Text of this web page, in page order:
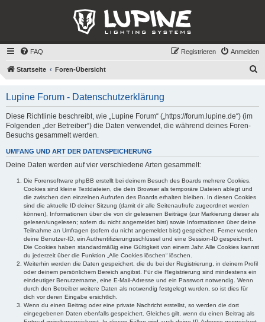
FAQ Anmelden
Registrieren
Startseite Foren-Übersicht
Lupine Forum - Datenschutzerklärung
Diese Richtlinie beschreibt, wie „Lupine Forum“ („https://forum.lupine.de“) (im
Folgenden „der Betreiber“) die Daten verwendet, die während deines Foren-
Besuchs gesammelt werden.
UMFANG UND ART DER DATENSPEICHERUNG
Deine Daten werden auf vier verschiedene Arten gesammelt:
Die Forensoftware phpBB erstellt bei deinem Besuch des Boards mehrere Cookies.
Cookies sind kleine Textdateien, die dein Browser als temporäre Dateien ablegt und
die zwischen den einzelnen Aufrufen des Boards erhalten bleiben. In diesen Cookies
sind die aktuelle ID deiner Sitzung (damit dir alle Seitenaufrufe zugeordnet werden
können), Informationen über die von dir gelesenen Beiträge (zur Markierung dieser als
gelesen/ungelesen; sofern du nicht angemeldet bist) sowie Informationen über deine
Teilnahme an Umfragen (sofern du nicht angemeldet bist) gespeichert. Ferner werden
deine Benutzer-ID, ein Authentifizierungsschlüssel und eine Session-ID gespeichert.
Die Cookies haben standardmäßig eine Gültigkeit von einem Jahr. Alle Cookies kannst
du jederzeit über die Funktion „Alle Cookies löschen“ löschen.
Weiterhin werden die Daten gespeichert, die du bei der Registrierung, in deinem Profil
oder deinem persönlichem Bereich angibst. Für die Registrierung sind mindestens ein
eindeutiger Benutzername, eine E-Mail-Adresse und ein Passwort notwendig. Wenn
durch den Betreiber weitere Daten als notwendig festgelegt wurden, so ist dies für
dich vor deren Eingabe ersichtlich.
Wenn du einen Beitrag oder eine private Nachricht erstellst, so werden die dort
eingegebenen Daten ebenfalls gespeichert. Gleiches gilt, wenn du einen Beitrag als